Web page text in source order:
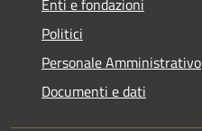
Enti e fondazioni
Politici
Personale Amministrativo
Documenti e dati